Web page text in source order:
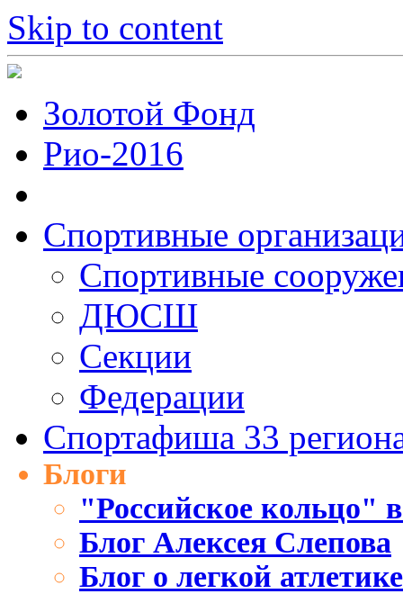
Skip to content
Золотой Фонд
Рио-2016
Спортивные
Cпортивные
ДЮСШ
Секции
Федерации
Спортафиша 33
Блоги
"Российское кольцо"
Блог Алексея Слепова
Блог о легкой